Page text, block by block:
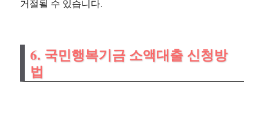
거절될 수 있습니다.
6. 국민행복기금 소액대출 신청방
법